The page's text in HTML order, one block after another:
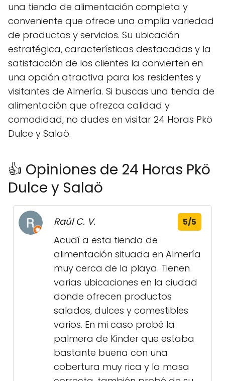
una tienda de alimentación completa y
conveniente que ofrece una amplia variedad
de productos y servicios. Su ubicación
estratégica, características destacadas y la
satisfacción de los clientes la convierten en
una opción atractiva para los residentes y
visitantes de Almería. Si buscas una tienda de
alimentación que ofrezca calidad y
comodidad, no dudes en visitar 24 Horas Pkö
Dulce y Salaö.
👍 Opiniones de 24 Horas Pkö
Dulce y Salaö
Raúl C. V. 5/5
Acudí a esta tienda de
alimentación situada en Almería
muy cerca de la playa. Tienen
varias ubicaciones en la ciudad
donde ofrecen productos
salados, dulces y comestibles
varios. En mi caso probé la
palmera de Kinder que estaba
bastante buena con una
cobertura muy rica y la masa